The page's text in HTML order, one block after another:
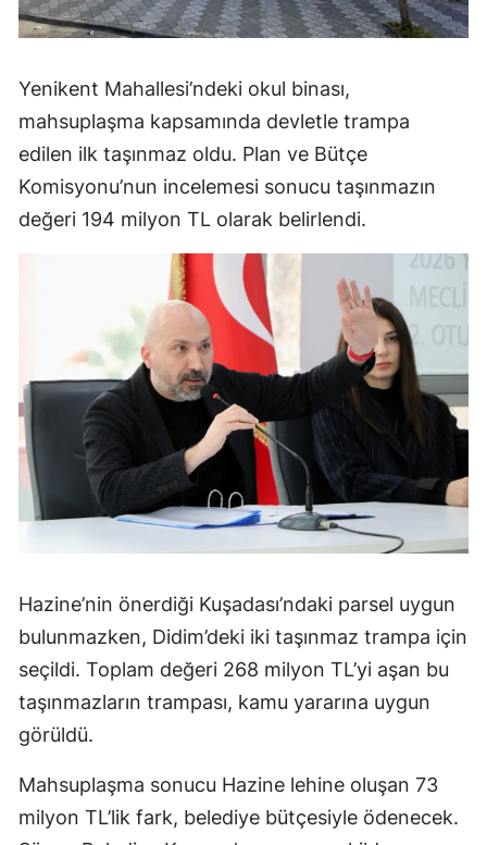
Yenikent Mahallesi’ndeki okul binası,
mahsuplaşma kapsamında devletle trampa
edilen ilk taşınmaz oldu. Plan ve Bütçe
Komisyonu’nun incelemesi sonucu taşınmazın
değeri 194 milyon TL olarak belirlendi.
Hazine’nin önerdiği Kuşadası’ndaki parsel uygun
bulunmazken, Didim’deki iki taşınmaz trampa için
seçildi. Toplam değeri 268 milyon TL’yi aşan bu
taşınmazların trampası, kamu yararına uygun
görüldü.
Mahsuplaşma sonucu Hazine lehine oluşan 73
milyon TL’lik fark, belediye bütçesiyle ödenecek.